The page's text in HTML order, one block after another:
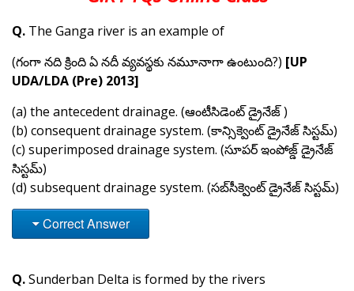
Q. The Ganga river is an example of
(గంగా నది క్రింది ఏ నదీ వ్యవస్థకు నమూనాగా ఉంటుంది?) [UP
UDA/LDA (Pre) 2013]
(a) the antecedent drainage. (ఆంటీసిడెంట్ డ్రైనేజ్ )
(b) consequent drainage system. (కాన్సిక్వెంట్ డ్రైనేజ్ సిస్టమ్)
(c) superimposed drainage system. (సూపర్ ఇంపోజ్డ్ డ్రైనేజ్
సిస్టమ్)
(d) subsequent drainage system. (సబ్‌సీక్వెంట్ డ్రైనేజ్ సిస్టమ్)
Correct Answer
Q.Sunderban Delta is formed by the rivers